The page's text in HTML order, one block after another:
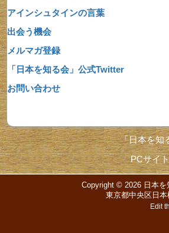
アインシュタインの言葉
出会う機会
メルマガ登録
「日本を知る会」公式Twitter
お問い合わせ
「日本を知
PCサイ
Copyright © 2026 日本
東京都中央区日本
Edit